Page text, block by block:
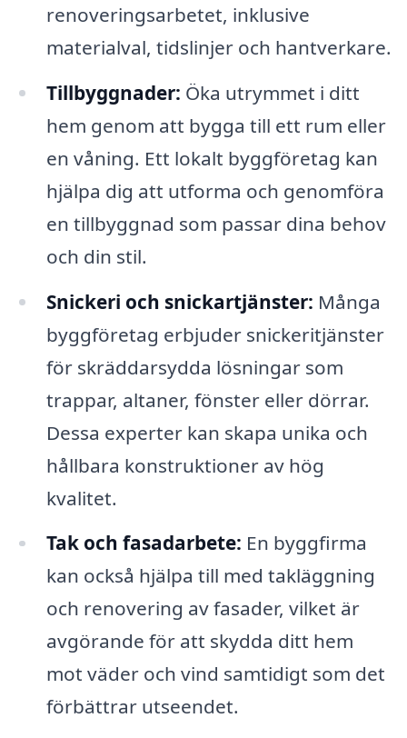
renoveringsarbetet, inklusive
materialval, tidslinjer och hantverkare.
Tillbyggnader: Öka utrymmet i ditt
hem genom att bygga till ett rum eller
en våning. Ett lokalt byggföretag kan
hjälpa dig att utforma och genomföra
en tillbyggnad som passar dina behov
och din stil.
Snickeri och snickartjänster: Många
byggföretag erbjuder snickeritjänster
för skräddarsydda lösningar som
trappar, altaner, fönster eller dörrar.
Dessa experter kan skapa unika och
hållbara konstruktioner av hög
kvalitet.
Tak och fasadarbete: En byggfirma
kan också hjälpa till med takläggning
och renovering av fasader, vilket är
avgörande för att skydda ditt hem
mot väder och vind samtidigt som det
förbättrar utseendet.